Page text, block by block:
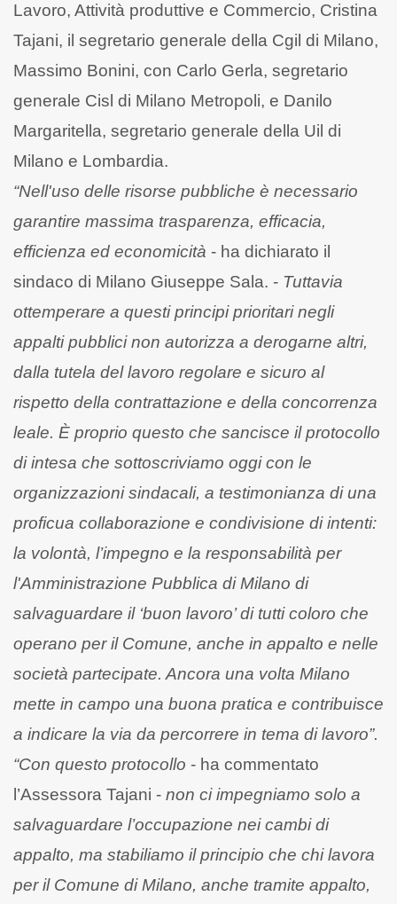
Lavoro, Attività produttive e Commercio, Cristina
Tajani, il segretario generale della Cgil di Milano,
Massimo Bonini, con Carlo Gerla, segretario
generale Cisl di Milano Metropoli, e Danilo
Margaritella, segretario generale della Uil di
Milano e Lombardia.
“Nell'uso delle risorse pubbliche è necessario
garantire massima trasparenza, efficacia,
efficienza ed economicità - ha dichiarato il
sindaco di Milano Giuseppe Sala. - Tuttavia
ottemperare a questi principi prioritari negli
appalti pubblici non autorizza a derogarne altri,
dalla tutela del lavoro regolare e sicuro al
rispetto della contrattazione e della concorrenza
leale. È proprio questo che sancisce il protocollo
di intesa che sottoscriviamo oggi con le
organizzazioni sindacali, a testimonianza di una
proficua collaborazione e condivisione di intenti:
la volontà, l’impegno e la responsabilità per
l'Amministrazione Pubblica di Milano di
salvaguardare il ‘buon lavoro’ di tutti coloro che
operano per il Comune, anche in appalto e nelle
società partecipate. Ancora una volta Milano
mette in campo una buona pratica e contribuisce
a indicare la via da percorrere in tema di lavoro”.
“Con questo protocollo - ha commentato
l’Assessora Tajani - non ci impegniamo solo a
salvaguardare l’occupazione nei cambi di
appalto, ma stabiliamo il principio che chi lavora
per il Comune di Milano, anche tramite appalto,